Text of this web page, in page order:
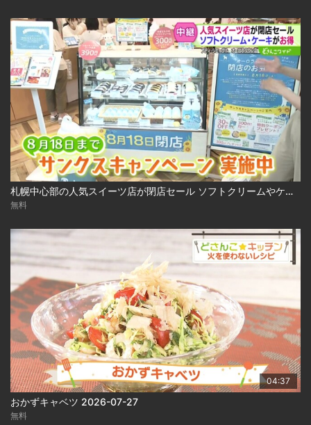
札幌中心部の人気スイーツ店が閉店セール ソフトクリームやケーキも割引に！ 2026-07-27
無料
04:37
おかずキャベツ 2026-07-27
無料